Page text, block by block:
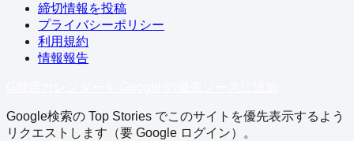
締切情報を投稿
プライバシーポリシー
利用規約
情報報告
Google検索の Top Stories でこのサイトを優先表示するよう
リクエストします（要 Google ログイン）。